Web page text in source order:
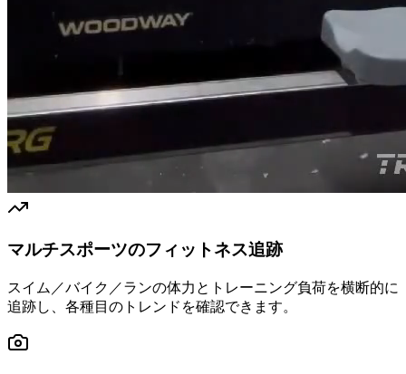
マルチスポーツのフィットネス追跡
スイム／バイク／ランの体力とトレーニング負荷を横断的に
追跡し、各種目のトレンドを確認できます。